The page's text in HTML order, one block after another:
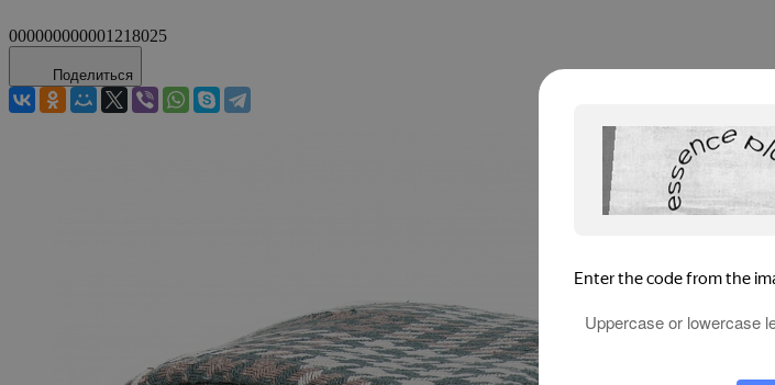
000000000001218025
Поделиться